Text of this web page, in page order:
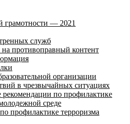
грамотности — 2021
служб
противоправный контент
организации
в чрезвычайных ситуациях
рекомендации по профилактике
среде
профилактике терроризма